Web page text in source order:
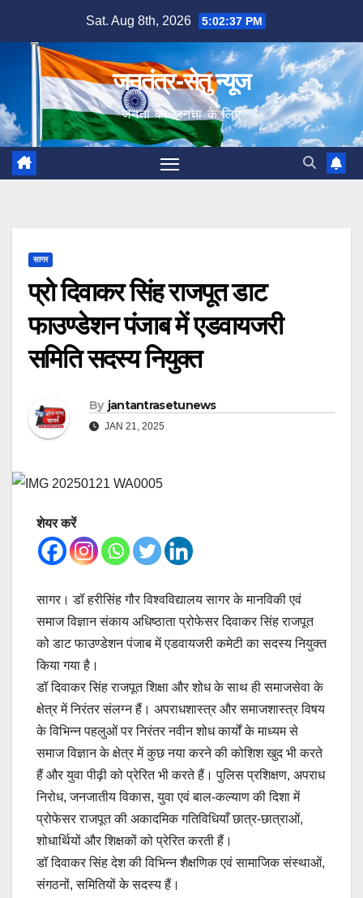
content
Sat. Aug 8th, 2026 5:02:38 PM
जनतंत्र-सेतु न्यूज
जनता का जनता के लिए
सागर
प्रो दिवाकर सिंह राजपूत डाट
फाउण्डेशन पंजाब में एडवायजरी
समिति सदस्य नियुक्त
By jantantrasetunews
JAN 21, 2025
शेयर करें
सागर। डॉ हरीसिंह गौर विश्वविद्यालय सागर के मानविकी एवं
समाज विज्ञान संकाय अधिष्ठाता प्रोफेसर दिवाकर सिंह राजपूत
को डाट फाउण्डेशन पंजाब में एडवायजरी कमेटी का सदस्य नियुक्त
किया गया है।
डॉ दिवाकर सिंह राजपूत शिक्षा और शोध के साथ ही समाजसेवा के
क्षेत्र में निरंतर संलग्न हैं। अपराधशास्त्र और समाजशास्त्र विषय
के विभिन्न पहलुओं पर निरंतर नवीन शोध कार्यों के माध्यम से
समाज विज्ञान के क्षेत्र में कुछ नया करने की कोशिश खुद भी करते
हैं और युवा पीढ़ी को प्रेरित भी करते हैं। पुलिस प्रशिक्षण, अपराध
निरोध, जनजातीय विकास, युवा एवं बाल-कल्याण की दिशा में
प्रोफेसर राजपूत की अकादमिक गतिविधियाँ छात्र-छात्राओं,
शोधार्थियों और शिक्षकों को प्रेरित करती हैं।
डॉ दिवाकर सिंह देश की विभिन्न शैक्षणिक एवं सामाजिक संस्थाओं,
संगठनों, समितियों के सदस्य हैं।